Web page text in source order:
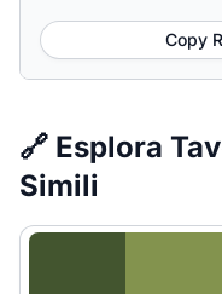
Copy
🔗 Esplora
Simili